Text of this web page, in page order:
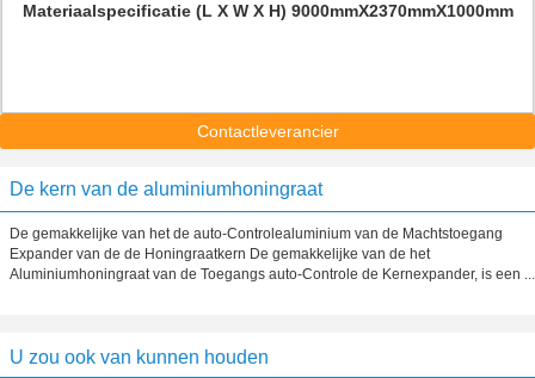
Materiaalspecificatie (L X W X H) 9000mmX2370mmX1000mm
Contactleverancier
De kern van de aluminiumhoningraat
De gemakkelijke van het de auto-Controlealuminium van de Machtstoegang
Expander van de de Honingraatkern De gemakkelijke van de het
Aluminiumhoningraat van de Toegangs auto-Controle de Kernexpander, is een ...
U zou ook van kunnen houden